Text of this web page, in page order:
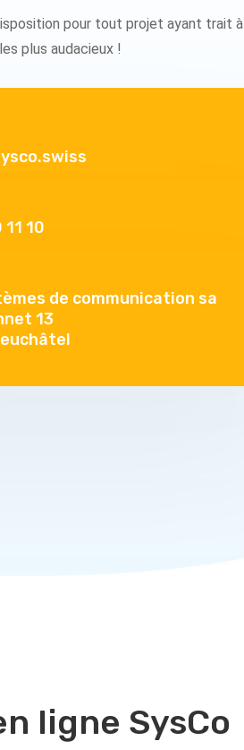
pour tout projet ayant trait à
plus audacieux !
10
de communication sa
13
ligne SysCo